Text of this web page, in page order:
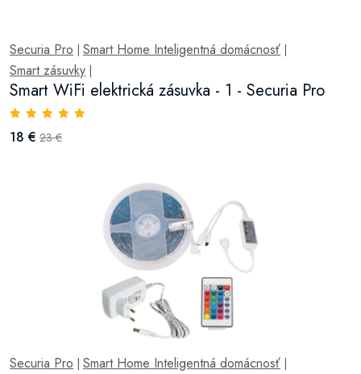
Securia Pro Smart Home Inteligentná domácnosť
Smart zásuvky
Smart WiFi elektrická zásuvka - 1 - Securia Pro
18 € 23 €
Securia Pro Smart Home Inteligentná domácnosť